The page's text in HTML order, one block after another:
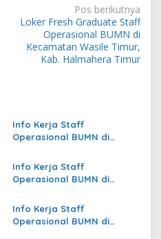
Pos berikutnya
Loker Fresh Graduate Staff
Operasional BUMN di
Kecamatan Wasile Timur,
Kab. Halmahera Timur
Info Kerja Staff
Operasional BUMN di
Bojonegoro
Info Kerja Staff
Operasional BUMN di
Kab. Tapin
Info Kerja Staff
Operasional BUMN di